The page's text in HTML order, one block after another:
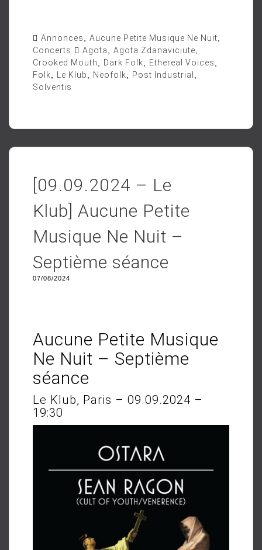
Annonces Aucune Petite Musique Ne Nuit
Concerts
Agota Agota Zdanaviciute
Crooked Mouth
Dark Folk Ethereal Voices
Folk
Le Klub Neofolk Post Industrial
Solventis
[09.09.2024 – Le
Klub] Aucune Petite
Musique Ne Nuit –
Septième séance
07/08/2024
Aucune Petite Musique
Ne Nuit – Septième
séance
Le Klub, Paris – 09.09.2024 –
19:30